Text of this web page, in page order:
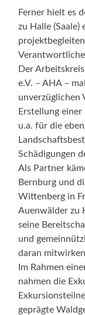
Ferner hielt es
zu Halle (Saale)
Der
e.V. – AHA –
unverzüglichen
Erstellung
u.a. für die
Schädigungen
Als Partner
Bernburg und
Wittenberg in
Auenwälder zu
seine
und
daran
Im Rahmen
nahmen die
geprägte